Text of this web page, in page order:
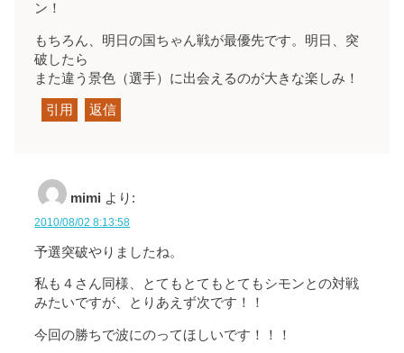
ン！
もちろん、明日の国ちゃん戦が最優先です。明日、突
破したら
また違う景色（選手）に出会えるのが大きな楽しみ！
引用 返信
mimi より:
2010/08/02 8:13:58
予選突破やりましたね。
私も４さん同様、とてもとてもとてもシモンとの対戦
みたいですが、とりあえず次です！！
今回の勝ちで波にのってほしいです！！！